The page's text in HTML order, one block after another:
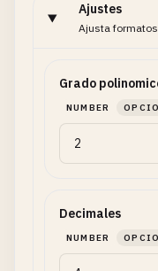
Ajustes
Ajusta
Grado
NUMBER
Decimales
NUMBER